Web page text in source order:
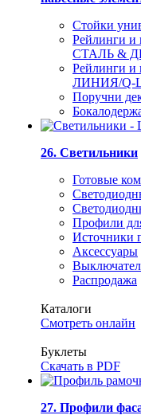
Стойки
Рейлинги и
СТАЛЬ &
Рейлинги и
ЛИНИЯ/Q-
Поручни
26. Светильники
Готовые
Профили
Источники
Аксессуары
Распродажа
Каталоги
Смотреть онлайн
Буклеты
Скачать в PDF
27. Профили